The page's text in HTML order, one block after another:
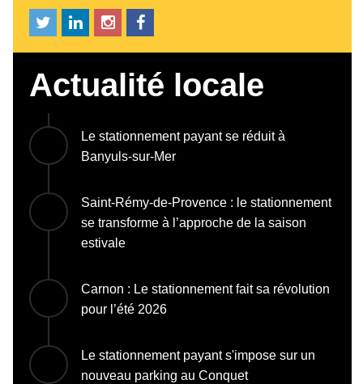
Actualité locale
Le stationnement payant se réduit à
Banyuls-sur-Mer
Saint-Rémy-de-Provence : le stationnement
se transforme à l’approche de la saison
estivale
Carnon : Le stationnement fait sa révolution
pour l’été 2026
Le stationnement payant s'impose sur un
nouveau parking au Conquet